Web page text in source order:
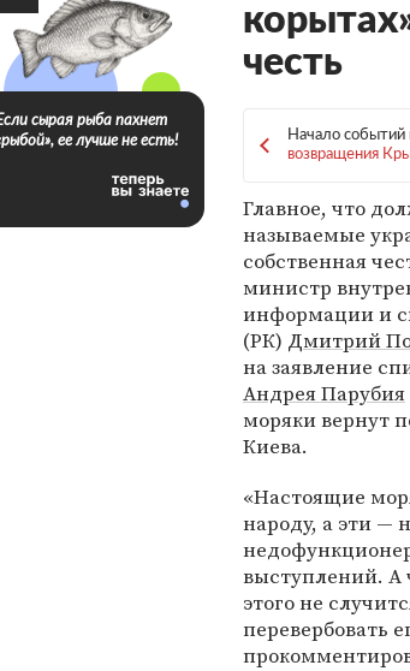
честь
Начало событий
возвращения
Главное, что
называемые
собственная
министр
информации и
(РК) Дмитрий
на заявление
Андрея Парубия
моряки вернут
Киева.
«Настоящие
народу, а эти —
выступлений. А
этого не
перевербовать
сырая рыба пахнет
ее лучше не есть!